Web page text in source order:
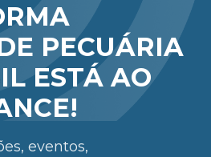
PECUÁRIA
ESTÁ AO
eventos,